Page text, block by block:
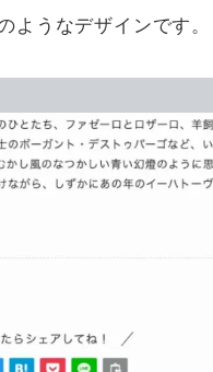
うなデザインです。